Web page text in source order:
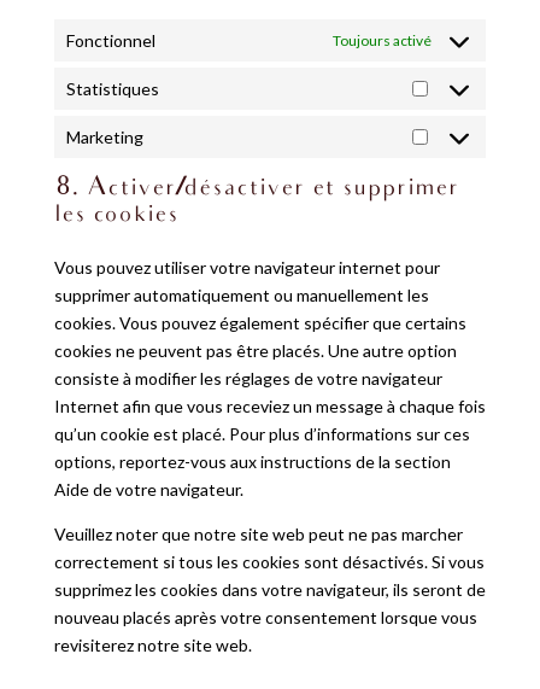
Fonctionnel Toujours activé
Statistiques
Statistiques
Marketing
Marketing
8. Activer/désactiver et supprimer
les cookies
Vous pouvez utiliser votre navigateur internet pour
supprimer automatiquement ou manuellement les
cookies. Vous pouvez également spécifier que certains
cookies ne peuvent pas être placés. Une autre option
consiste à modifier les réglages de votre navigateur
Internet afin que vous receviez un message à chaque fois
qu’un cookie est placé. Pour plus d’informations sur ces
options, reportez-vous aux instructions de la section
Aide de votre navigateur.
Veuillez noter que notre site web peut ne pas marcher
correctement si tous les cookies sont désactivés. Si vous
supprimez les cookies dans votre navigateur, ils seront de
nouveau placés après votre consentement lorsque vous
revisiterez notre site web.